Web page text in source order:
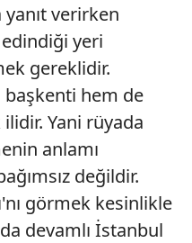
verirken
yeri
gereklidir.
hem de
Yani rüyada
anlamı
değildir.
görmek kesinlikle
devamlı İstanbul